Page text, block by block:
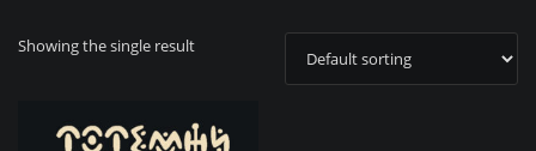
Showing the single result